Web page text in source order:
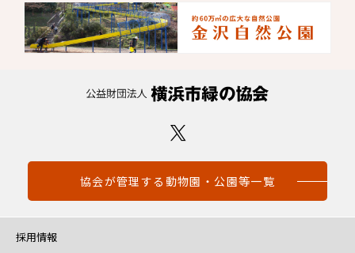
協会が管理する動物園・公園等一覧
採用情報